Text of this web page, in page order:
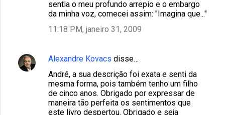
sentia o meu profundo arrepio e o embargo
da minha voz, comecei assim: "Imagina que..."
11:18 PM, janeiro 31, 2009
Alexandre Kovacs disse…
André, a sua descrição foi exata e senti da
mesma forma, pois também tenho um filho
de cinco anos. Obrigado por expressar de
maneira tão perfeita os sentimentos que
este livro despertou. Obrigado e seja